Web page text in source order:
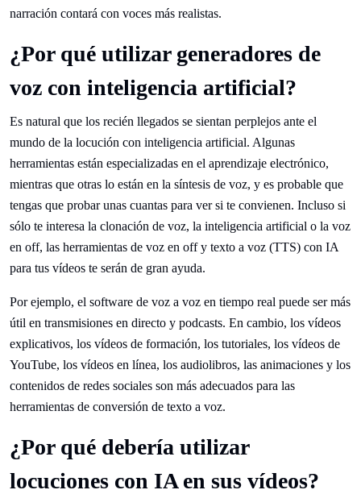
narración contará con voces más realistas.
¿Por qué utilizar generadores de
voz con inteligencia artificial?
Es natural que los recién llegados se sientan perplejos ante el
mundo de la locución con inteligencia artificial. Algunas
herramientas están especializadas en el aprendizaje electrónico,
mientras que otras lo están en la síntesis de voz, y es probable que
tengas que probar unas cuantas para ver si te convienen. Incluso si
sólo te interesa la clonación de voz, la inteligencia artificial o la voz
en off, las herramientas de voz en off y texto a voz (TTS) con IA
para tus vídeos te serán de gran ayuda.
Por ejemplo, el software de voz a voz en tiempo real puede ser más
útil en transmisiones en directo y podcasts. En cambio, los vídeos
explicativos, los vídeos de formación, los tutoriales, los vídeos de
YouTube, los vídeos en línea, los audiolibros, las animaciones y los
contenidos de redes sociales son más adecuados para las
herramientas de conversión de texto a voz.
¿Por qué debería utilizar
locuciones con IA en sus vídeos?